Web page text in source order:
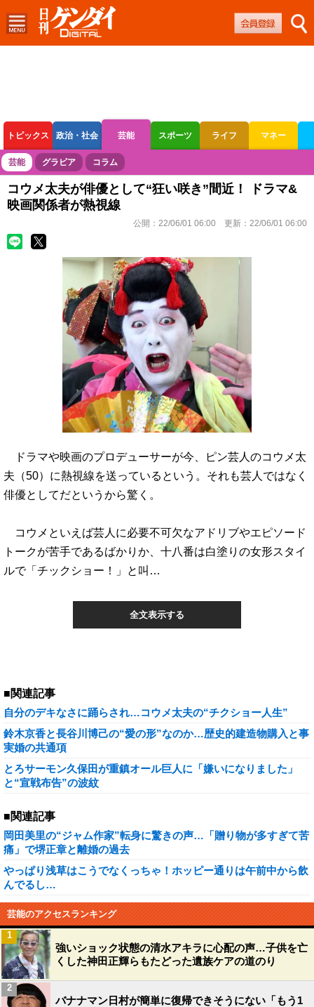
トピックス 政治・社会 芸能 スポーツ ライフ マネー
ボートレース 競輪 オートレース
芸能 グラビア コラム
コウメ太夫が俳優として“狂い咲き”間近！ ドラマ&
映画関係者が熱視線
公開： 22/06/01 06:00 更新： 22/06/01 06:00
ドラマや映画のプロデューサーが今、ピン芸人のコウメ太
夫（50）に熱視線を送っているという。それも芸人ではなく
俳優としてだというから驚く。
コウメといえば芸人に必要不可欠なアドリブやエピソード
トークが苦手であるばかりか、十八番は白塗りの女形スタイ
ルで「チックショー！」と叫…
全文表示する
■関連記事
自分のデキなさに踊らされ…コウメ太夫の“チクショー人生”
鈴木京香と長谷川博己の“愛の形”なのか…歴史的建造物購入と事
実婚の共通項
とろサーモン久保田が重鎮オール巨人に「嫌いになりました」
と“宣戦布告”の波紋
■関連記事
岡田美里の“ジャム作家”転身に驚きの声…「贈り物が多すぎて苦
痛」で堺正章と離婚の過去
やっぱり浅草はこうでなくっちゃ！ホッピー通りは午前中から飲
んでるし…
芸能のアクセスランキング
強いショック状態の清水アキラに心配の声…子供を亡
くした神田正輝らもたどった遺族ケアの道のり
1
バナナマン日村が簡単に復帰できそうにない「もう1
2